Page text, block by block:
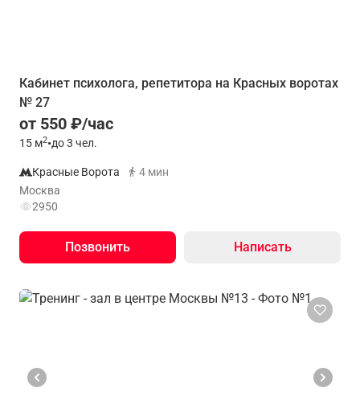
Кабинет психолога, репетитора на Красных воротах
№ 27
от 550 ₽/час
15 м2•до 3 чел.
Красные Ворота
4 мин
Москва
2950
Позвонить Написать